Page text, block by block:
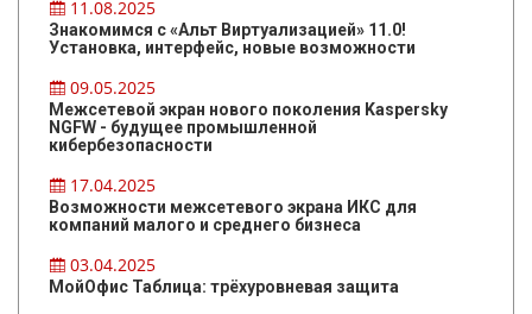
11.08.2025
Знакомимся с «Альт Виртуализацией» 11.0!
Установка, интерфейс, новые возможности
09.05.2025
Межсетевой экран нового поколения Kaspersky
NGFW - будущее промышленной
кибербезопасности
17.04.2025
Возможности межсетевого экрана ИКС для
компаний малого и среднего бизнеса
03.04.2025
МойОфис Таблица: трёхуровневая защита